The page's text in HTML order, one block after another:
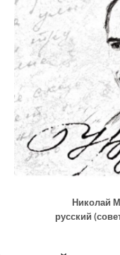
Николай
русский